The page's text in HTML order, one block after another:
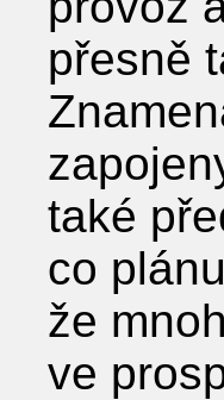
přesně
také
co
že
ve